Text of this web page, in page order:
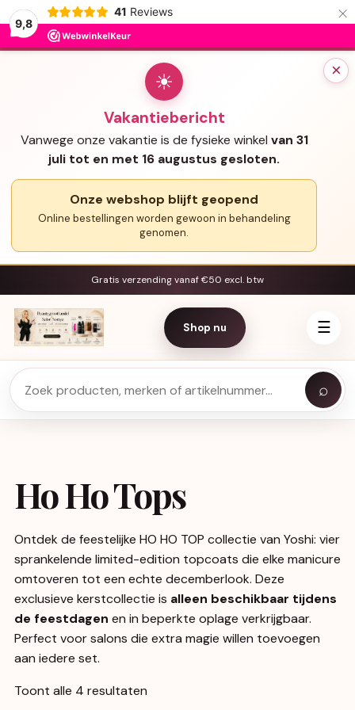
9,8
41 Reviews ×
×
☀
Vakantiebericht
Vanwege onze vakantie is de fysieke winkel van 31
juli tot en met 16 augustus gesloten.
Onze webshop blijft geopend
Online bestellingen worden gewoon in behandeling
genomen.
Gratis verzending vanaf €50 excl. btw
Shop nu ☰
⌕
Ho Ho Tops
Ontdek de feestelijke HO HO TOP collectie van Yoshi: vier
sprankelende limited-edition topcoats die elke manicure
omtoveren tot een echte decemberlook. Deze
exclusieve kerstcollectie is alleen beschikbaar tijdens
de feestdagen en in beperkte oplage verkrijgbaar.
Perfect voor salons die extra magie willen toevoegen
aan iedere set.
Toont alle 4 resultaten